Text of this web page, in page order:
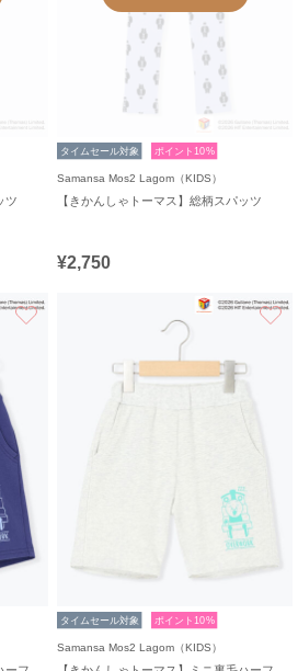
ツ
タイムセール対象 ポイント10%
Samansa Mos2 Lagom（KIDS）
【きかんしゃトーマス】総柄スパッツ
¥2,750
タイムセール対象 ポイント10%
Samansa Mos2 Lagom（KIDS）